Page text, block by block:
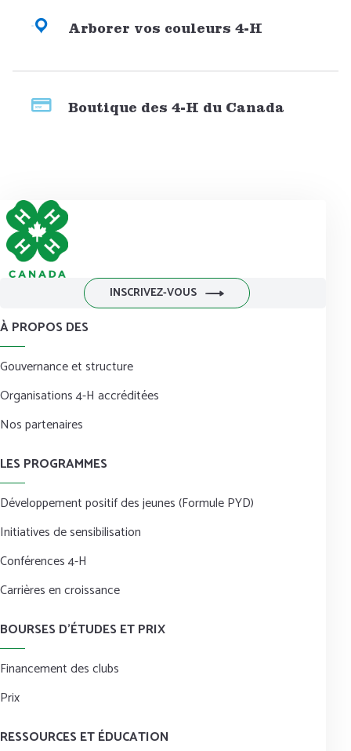
Arborer vos couleurs 4-H
Boutique des 4-H du Canada
INSCRIVEZ-VOUS
À PROPOS DES
Gouvernance et structure
Organisations 4-H accréditées
Nos partenaires
LES PROGRAMMES
Développement positif des jeunes (Formule PYD)
Initiatives de sensibilisation
Conférences 4-H
Carrières en croissance
BOURSES D’ÉTUDES ET PRIX
Financement des clubs
Prix
RESSOURCES ET ÉDUCATION